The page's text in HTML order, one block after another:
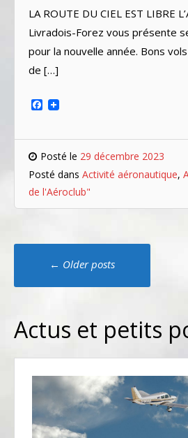
LA ROUTE DU CIEL EST LIBRE
Livradois-Forez vous présente
pour la nouvelle année. Bons
de […]
Facebook
Posté le 29 décembre 2023
Posté dans Activité aéronautique,
de l'Aéroclub"
Navigation
messages
← Older posts
Actus et petits